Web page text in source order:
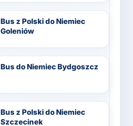
Bus z Polski do Niemiec
Goleniów
Bus do Niemiec Bydgoszcz
Bus z Polski do Niemiec
Szczecinek